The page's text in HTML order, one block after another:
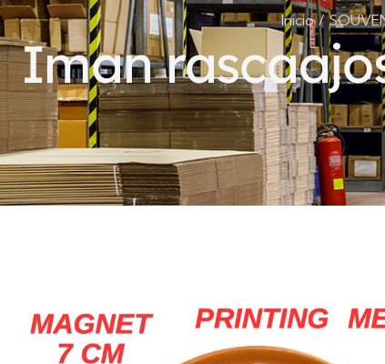
Inicio
Iman